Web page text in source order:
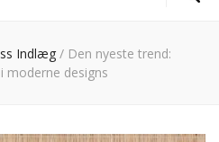
Indlæg / Den nyeste trend:
moderne designs